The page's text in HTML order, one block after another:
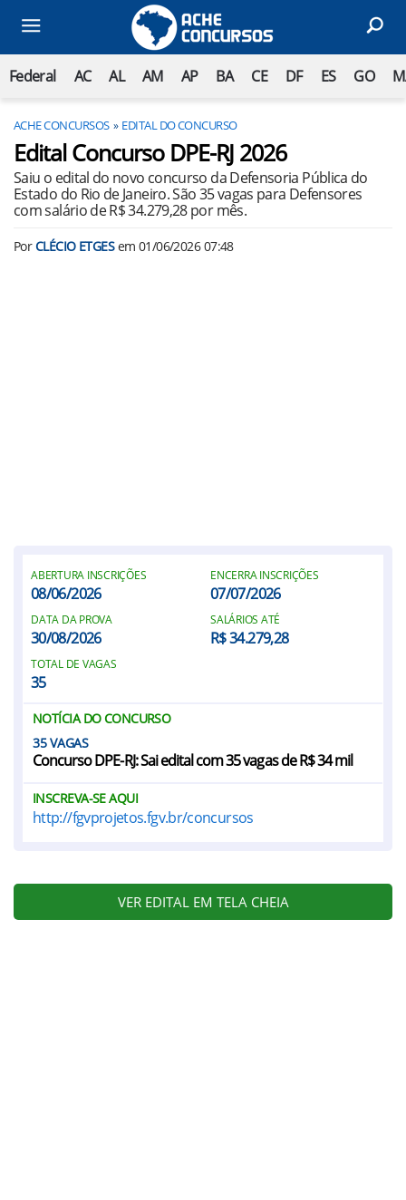
Federal AC AL AM AP BA CE DF ES GO
ACHE CONCURSOS EDITAL DO CONCURSO
Edital Concurso DPE-RJ 2026
Saiu o edital do novo concurso da Defensoria Pública do
Estado do Rio de Janeiro. São 35 vagas para Defensores
com salário de R$ 34.279,28 por mês.
PorCLÉCIO ETGESem 01/06/2026 07:48
ABERTURA INSCRIÇÕES
08/06/2026
ENCERRA INSCRIÇÕES
07/07/2026
DATA DA PROVA
30/08/2026
SALÁRIOS ATÉ
R$ 34.279,28
TOTAL DE VAGAS
35
NOTÍCIA DO CONCURSO
35
Concurso DPE-RJ: Sai edital com 35 vagas de R$ 34 mil
INSCREVA-SE AQUI
http://fgvprojetos.fgv.br/concursos
VER EDITAL EM TELA CHEIA